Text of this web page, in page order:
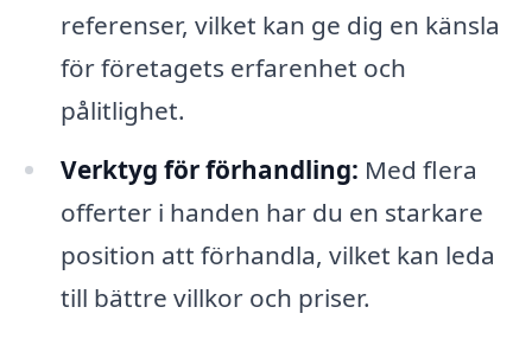
referenser, vilket kan ge dig en känsla
för företagets erfarenhet och
pålitlighet.
Verktyg för förhandling: Med flera
offerter i handen har du en starkare
position att förhandla, vilket kan leda
till bättre villkor och priser.